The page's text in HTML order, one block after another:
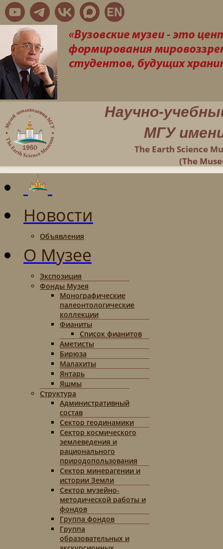
Научно-
МГУ
The Earth Science
(The
Новости
Объявления
О Музее
Экспозиция
Фонды Музея
Монографические
палеонтологические
коллекции
Фианиты
Список фианитов
Аметисты
Бирюза
Малахиты
Янтарь
Яшмы
Структура
Административный
состав
Сектор геодинамики
Сектор космического
землеведения и
рационального
природопользования
Сектор минерагении и
истории Земли
Сектор музейно-
методической работы и
фондов
Группа фондов
Группа
образовательных и